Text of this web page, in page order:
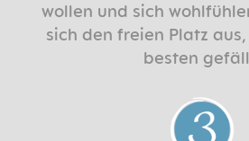
wollen und sich
sich den freien Platz
besten